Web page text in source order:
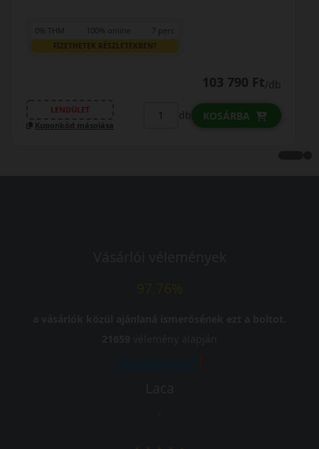
0% THM 100% online 7 perc
FIZETHETEK RÉSZLETEKBEN?
70 090 Ft/db
LENDÜLET
Kuponkód másolása
db KOSÁRBA